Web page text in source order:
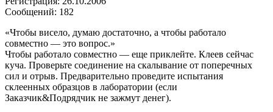
Сообщений: 182
«Чтобы висело, думаю достаточно, а чтобы работало
совместно — это вопрос.»
Чтобы работало совместно — еще приклейте. Клеев сейчас
куча. Проверьте соединение на скалывание от поперечных
сил и отрыв. Предварительно проведите испытания
склеенных образцов в лаборатории (если
Заказчик&Подрядчик не зажмут денег).